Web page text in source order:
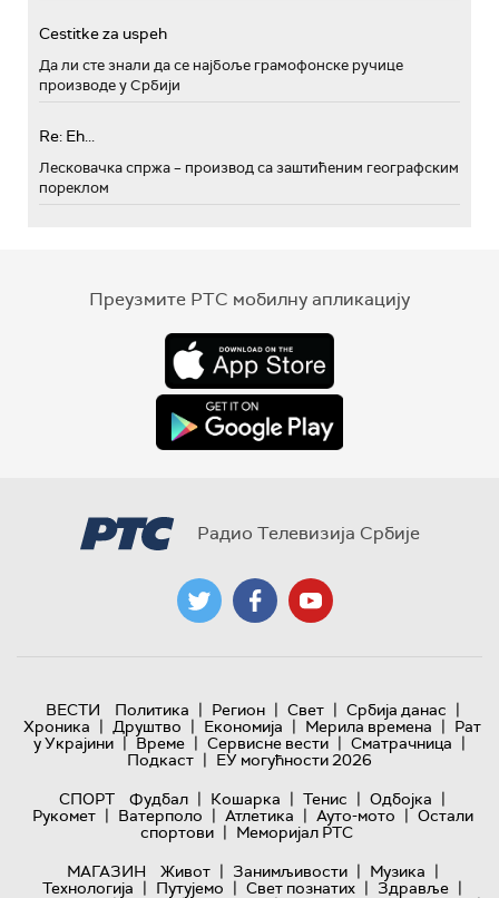
Cestitke za uspeh
Да ли сте знали да се најбоље грамофонске ручице
производе у Србији
Re: Eh...
Лесковачка спржа – производ са заштићеним географским
пореклом
Преузмите РТС мобилну апликацију
Радио Телевизија Србије
ВЕСТИ Политика | Регион | Свет | Србија данас |
Хроника | Друштво | Економија | Мерила времена | Рат
у Украјини | Време | Сервисне вести | Сматрачница |
Подкаст | ЕУ могућности 2026
СПОРТ
Фудбал | Кошарка | Тенис | Одбојка |
Рукомет | Ватерполо | Атлетика | Ауто-мото | Остали
спортови | Меморијал РТС
МАГАЗИН
Живот | Занимљивости | Музика |
Технологијa | Путујемо | Свет познатих | Здравље |